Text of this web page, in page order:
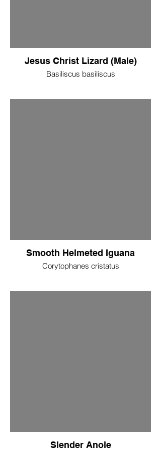
Jesus Christ Lizard (Male)
Basiliscus basiliscus
Smooth Helmeted Iguana
Corytophanes cristatus
Slender Anole